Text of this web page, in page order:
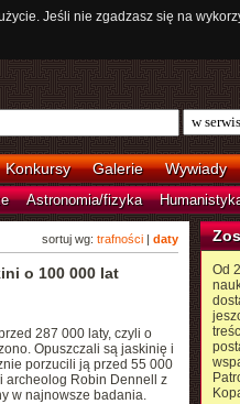
Jeśli nie zgadzasz się na
Konkursy Galerie Wywiady
Astronomia/fizyka
sortuj wg: trafności| daty
o 100 000 lat
287 000 laty, czyli o
Opuszczali są jaskinię i
porzucili ją przed 55 000
archeolog Robin Dennell z
w najnowsze badania.
Od